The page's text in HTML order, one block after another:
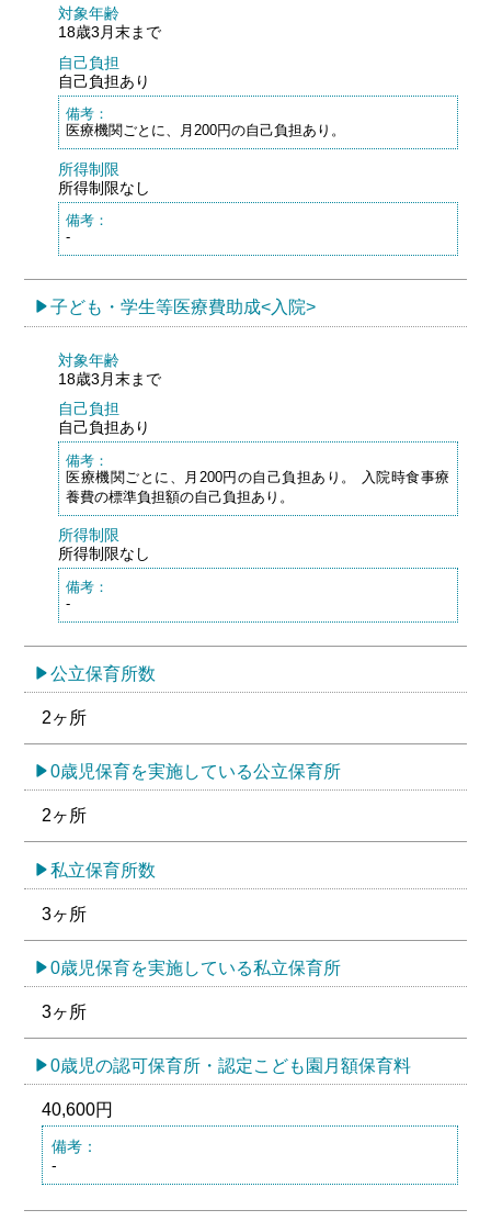
対象年齢
18歳3月末まで
自己負担
自己負担あり
備考：
医療機関ごとに、月200円の自己負担あり。
所得制限
所得制限なし
備考：
-
子ども・学生等医療費助成<入院>
対象年齢
18歳3月末まで
自己負担
自己負担あり
備考：
医療機関ごとに、月200円の自己負担あり。 入院時食事療
養費の標準負担額の自己負担あり。
所得制限
所得制限なし
備考：
-
公立保育所数
2ヶ所
0歳児保育を実施している公立保育所
2ヶ所
私立保育所数
3ヶ所
0歳児保育を実施している私立保育所
3ヶ所
0歳児の認可保育所・認定こども園月額保育料
40,600円
備考：
-